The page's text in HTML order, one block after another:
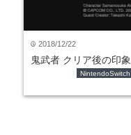
time 2018/12/22
鬼武者 クリア後の印象
NintendoSwitch